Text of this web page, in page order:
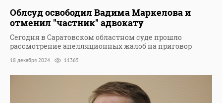
Облсуд освободил Вадима Маркелова и
отменил "частник" адвокату
Сегодня в Саратовском областном суде прошло
рассмотрение апелляционных жалоб на приговор
18 декабря 2024 11365